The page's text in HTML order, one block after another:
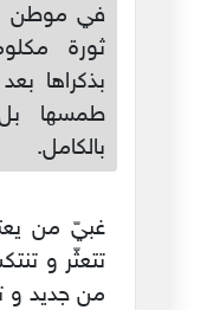
في موطن
ثورة
بذكراها
طمسها
بالكامل.
غبيّ من
تتعثّر و
من جديد و